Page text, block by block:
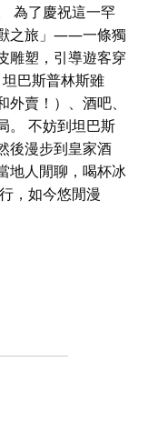
為了慶祝這一罕
之旅」——一條獨
雕塑，引導遊客穿
巴斯普林斯雖
賣！）、酒吧、
。 不妨到坦巴斯
後漫步到皇家酒
地人閒聊，喝杯冰
，如今悠閒漫
人入勝的故事。
到了19世紀60年
泉以其肥沃的農
刻的發現而聞
雙門齒獸的化石
袋熊，曾漫遊於